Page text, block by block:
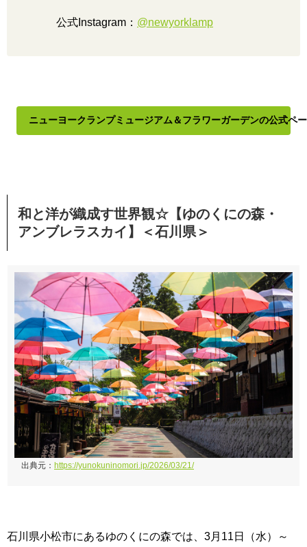
公式Instagram： @newyorklamp
ニューヨークランプミュージアム＆フラワーガーデンの公式ペ
和と洋が織成す世界観☆【ゆのくにの森・
アンブレラスカイ】＜石川県＞
出典元： https://yunokuninomori.jp/2026/03/21/
石川県小松市にあるゆのくにの森では、3月11日（水）～